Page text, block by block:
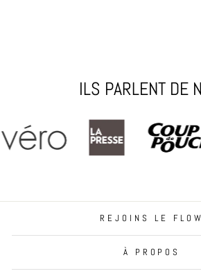
ILS PARLENT DE
REJOINS LE FLOW
À PROPOS